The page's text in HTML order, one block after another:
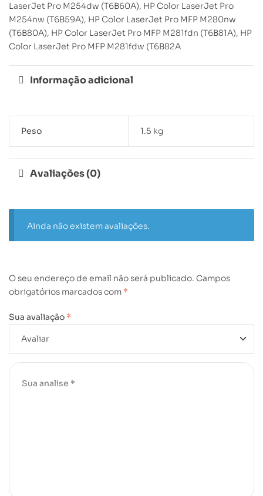
LaserJet Pro M254dw (T6B60A), HP Color LaserJet Pro
M254nw (T6B59A), HP Color LaserJet Pro MFP M280nw
(T6B80A), HP Color LaserJet Pro MFP M281fdn (T6B81A), HP
Color LaserJet Pro MFP M281fdw (T6B82A
Informação adicional
Peso 1.5 kg
Avaliações (0)
Ainda não existem avaliações.
O seu endereço de email não será publicado. Campos
obrigatórios marcados com *
Sua avaliação *